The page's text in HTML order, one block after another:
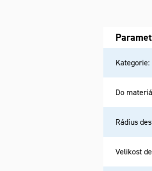
Kategorie:
Do
Rádius
Velikost